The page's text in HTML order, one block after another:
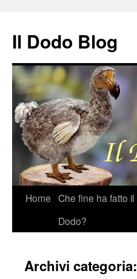
Il Dodo Blog
VaiHome Che fine ha fatto il
Dodo?
Archivi categoria: